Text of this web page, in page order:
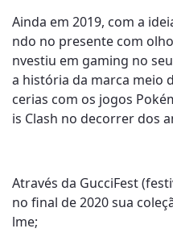
Ainda em 2019, com a
ndo no presente com
nvestiu em gaming no
a história da marca meio
cerias com os jogos
is Clash no decorrer dos
Através da GucciFest
no final de 2020 sua
lme;